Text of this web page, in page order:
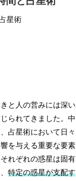
と人の営みには深い
られてきました。中
占星術において日々
を与える重要な要素
れぞれの惑星は固有
特定の惑星が支配す